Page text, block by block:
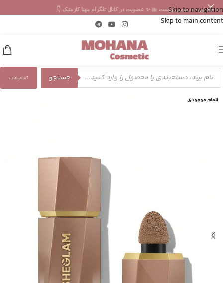
Skip to navigation
Skip to main content
✨ مشاوره تخصصی پوست 🎀 ✨ عضویت در کانال تلگرام مهنا کازمتیک 👇
جستجو تخفیفات
اتمام موجودی